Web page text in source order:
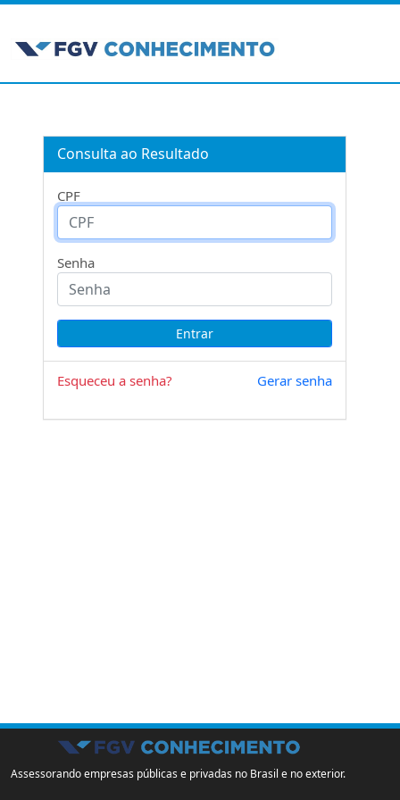
Consulta ao Resultado
CPF
Senha
Esqueceu a senha? Gerar senha
Assessorando empresas públicas e privadas no Brasil e no exterior.